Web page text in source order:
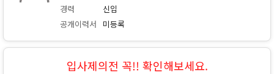
경력
신입
공개이력서
미등록
입사제의전 꼭!! 확인해보세요.